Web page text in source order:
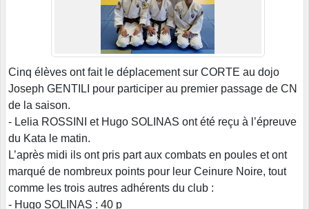
Cinq élèves ont fait le déplacement sur CORTE au dojo
Joseph GENTILI pour participer au premier passage de CN
de la saison.
- Lelia ROSSINI et Hugo SOLINAS ont été reçu à l’épreuve
du Kata le matin.
L’après midi ils ont pris part aux combats en poules et ont
marqué de nombreux points pour leur Ceinure Noire, tout
comme les trois autres adhérents du club :
- Hugo SOLINAS : 40 p